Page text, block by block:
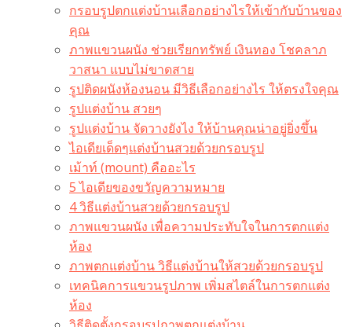
กรอบรูปตกแต่งบ้านเลือกอย่างไรให้เข้ากับบ้านของ
คุณ
ภาพแขวนผนัง ช่วยเรียกทรัพย์ เงินทอง โชคลาภ
วาสนา แบบไม่ขาดสาย
รูปติดผนังห้องนอน มีวิธีเลือกอย่างไร ให้ตรงใจคุณ
รูปแต่งบ้าน สวยๆ
รูปแต่งบ้าน จัดวางยังไง ให้บ้านคุณน่าอยู่ยิ่งขึ้น
ไอเดียเด็ดๆแต่งบ้านสวยด้วยกรอบรูป
เม้าท์ (mount) คืออะไร​
5 ไอเดียของขวัญความหมาย
4 วิธีแต่งบ้านสวยด้วยกรอบรูป
ภาพแขวนผนัง เพื่อความประทับใจในการตกแต่ง
ห้อง
ภาพตกแต่งบ้าน วิธีแต่งบ้านให้สวยด้วยกรอบรูป
เทคนิคการแขวนรูปภาพ เพิ่มสไตล์ในการตกแต่ง
ห้อง